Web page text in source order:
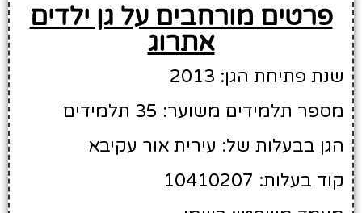
פרטים מורחבים על גן ילדים
אתרוג
שנת פתיחת הגן: 2013
מספר תלמידים משוער: 35 תלמידים
הגן בבעלות של: עירית אור עקיבא
קוד בעלות: 10410207